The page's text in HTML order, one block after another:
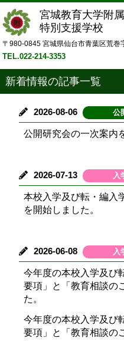
宮城教育大学附属
特別支援学校
〒980-0845 宮城県仙台市青葉区荒巻
TEL.022-214-3353
新着情報の記事一覧
2026-08-06 公
公開研究会の一次案内
2026-07-13 入
本校入学及び転・編入
を開始しました。
2026-06-08 入
今年度の本校入学及び
要項」と「教育相談の
た。
今年度の本校入学及び
要項」と「教育相談の